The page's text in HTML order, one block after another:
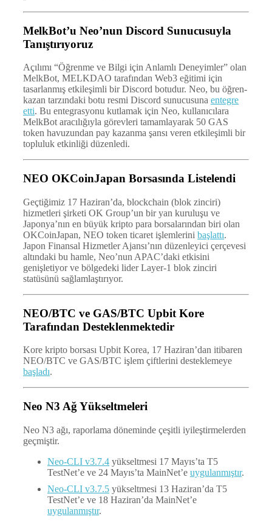
MelkBot’u Neo’nun Discord Sunucusuyla
Tanıştırıyoruz
Açılımı “Öğrenme ve Bilgi için Anlamlı Deneyimler” olan
MelkBot, MELKDAO tarafından Web3 eğitimi için
tasarlanmış etkileşimli bir Discord botudur. Neo, bu öğren-
kazan tarzındaki botu resmi Discord sunucusuna entegre
etti. Bu entegrasyonu kutlamak için Neo, kullanıcılara
MelkBot aracılığıyla görevleri tamamlayarak 50 GAS
token havuzundan pay kazanma şansı veren etkileşimli bir
topluluk etkinliği düzenledi.
NEO OKCoinJapan Borsasında Listelendi
Geçtiğimiz 17 Haziran’da, blockchain (blok zinciri)
hizmetleri şirketi OK Group’un bir yan kuruluşu ve
Japonya’nın en büyük kripto para borsalarından biri olan
OKCoinJapan, NEO token ticaret işlemlerini başlattı.
Japon Finansal Hizmetler Ajansı’nın düzenleyici çerçevesi
altındaki bu hamle, Neo’nun APAC’daki etkisini
genişletiyor ve bölgedeki lider Layer-1 blok zinciri
statüsünü sağlamlaştırıyor.
NEO/BTC ve GAS/BTC Upbit Kore
Tarafından Desteklenmektedir
Kore kripto borsası Upbit Korea, 17 Haziran’dan itibaren
NEO/BTC ve GAS/BTC işlem çiftlerini desteklemeye
başladı.
Neo N3 Ağ Yükseltmeleri
Neo N3 ağı, raporlama döneminde çeşitli iyileştirmelerden
geçmiştir.
Neo-CLI v3.7.4 yükseltmesi 17 Mayıs’ta T5
TestNet’e ve 24 Mayıs’ta MainNet’e uygulanmıştır.
Neo-CLI v3.7.5 yükseltmesi 13 Haziran’da T5
TestNet’e ve 18 Haziran’da MainNet’e
uygulanmıştır.